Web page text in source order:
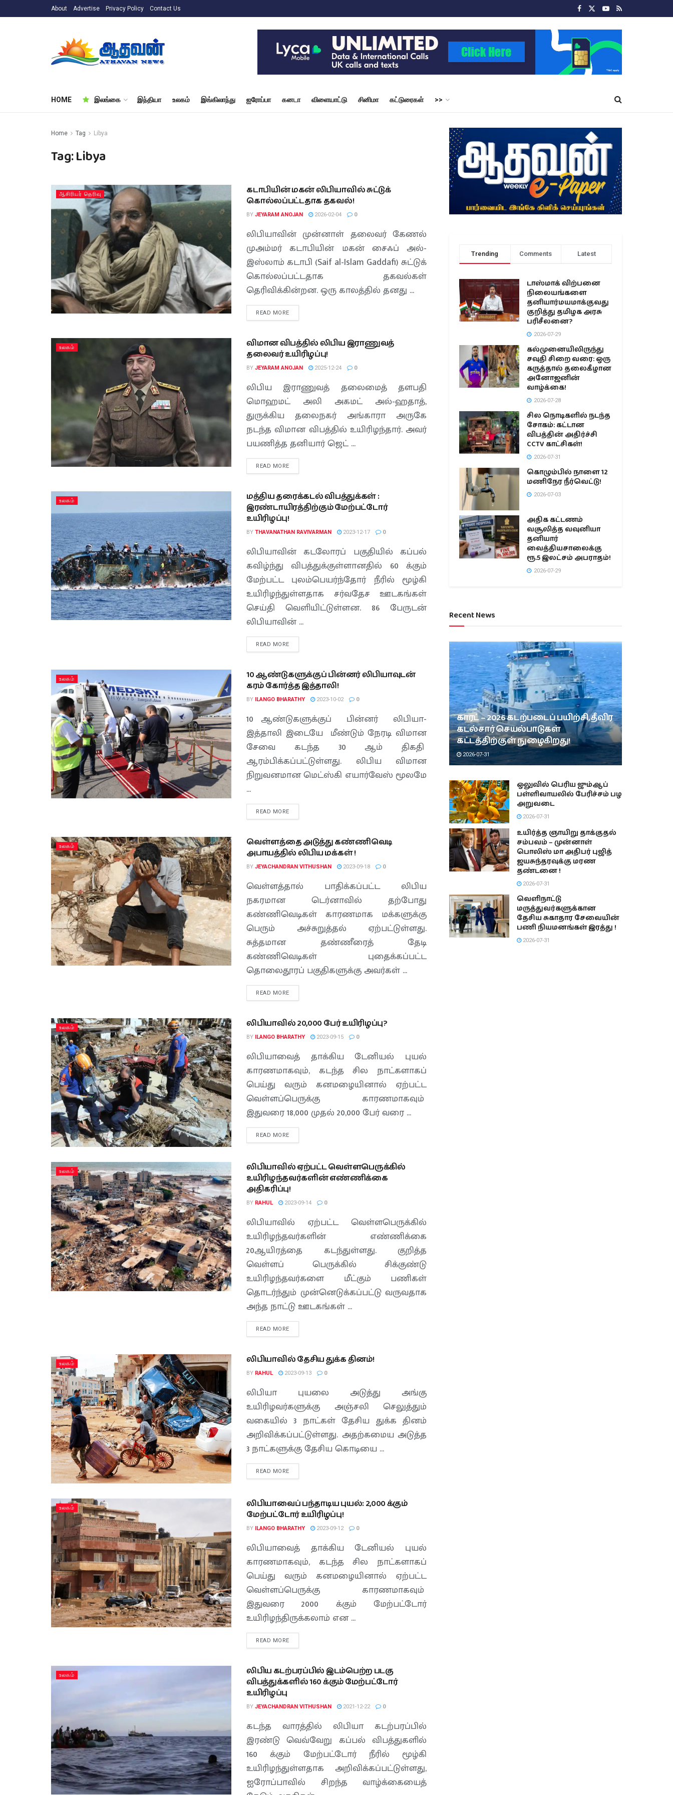
About Advertise Privacy Policy Contact Us
HOME இலங்கை இந்தியா உலகம் இங்கிலாந்து ஐரோப்பா கனடா விளையாட்டு சினிமா கட்டுரைகள் >>
Home Tag Libya
Tag:Libya
ஆசிரியர் தெரிவு
கடாபியின் மகன் லிபியாவில் சுட்டுக்
கொல்லப்பட்டதாக தகவல்!
BY JEYARAM ANOJAN 2026-02-04 0
லிபியாவின் முன்னாள் தலைவர் கேணல்
முஅம்மர் கடாபியின் மகன் சைஃப் அல்-
இஸ்லாம் கடாபி (Saif al-Islam Gaddafi) சுட்டுக்
கொல்லப்பட்டதாக தகவல்கள்
தெரிவிக்கின்றன. ஒரு காலத்தில் தனது ...
READ MORE
உலகம்
விமான விபத்தில் லிபிய இராணுவத்
தலைவர் உயிரிழப்பு!
BY JEYARAM ANOJAN 2025-12-24 0
லிபிய இராணுவத் தலைமைத் தளபதி
மொஹமட் அலி அகமட் அல்-ஹதாத்,
துருக்கிய தலைநகர் அங்காரா அருகே
நடந்த விமான விபத்தில் உயிரிழந்தார். அவர்
பயணித்த தனியார் ஜெட் ...
READ MORE
உலகம்
மத்திய தரைக்கடல் விபத்துக்கள் :
இரண்டாயிரத்திற்கும் மேற்பட்டோர்
உயிரிழப்பு!
BY THAVANATHAN RAVIVARMAN 2023-12-17 0
லிபியாவின் கடலோரப் பகுதியில் கப்பல்
கவிழ்ந்து விபத்துக்குள்ளானதில் 60 க்கும்
மேற்பட்ட புலம்பெயர்ந்தோர் நீரில் மூழ்கி
உயிரிழந்துள்ளதாக சர்வதேச ஊடகங்கள்
செய்தி வெளியிட்டுள்ளன. 86 பேருடன்
லிபியாவின் ...
READ MORE
உலகம்
10 ஆண்டுகளுக்குப் பின்னர் லிபியாவுடன்
கரம் கோர்த்த இத்தாலி!
BY ILANGO BHARATHY 2023-10-02 0
10 ஆண்டுகளுக்குப் பின்னர் லிபியா-
இத்தாலி இடையே மீண்டும் நேரடி விமான
சேவை கடந்த 30 ஆம் திகதி
ஆரம்பிக்கப்பட்டுள்ளது. லிபிய விமான
நிறுவனமான மெட்ஸ்கி எயார்வேஸ் மூலமே
...
READ MORE
உலகம்
வெள்ளத்தை அடுத்து கண்ணிவெடி
அபாயத்தில் லிபிய மக்கள் !
BY JEYACHANDRAN VITHUSHAN 2023-09-18 0
வெள்ளத்தால் பாதிக்கப்பட்ட லிபிய
நகரமான டெர்னாவில் தற்போது
கண்ணிவெடிகள் காரணமாக மக்களுக்கு
பெரும் அச்சுறுத்தல் ஏற்பட்டுள்ளது.
சுத்தமான தண்ணீரைத் தேடி
கண்ணிவெடிகள் புதைக்கப்பட்ட
தொலைதூரப் பகுதிகளுக்கு அவர்கள் ...
READ MORE
உலகம் லிபியாவில் 20,000 பேர் உயிரிழப்பு?
BY ILANGO BHARATHY 2023-09-15 0
லிபியாவைத் தாக்கிய டேனியல் புயல்
காரணமாகவும், கடந்த சில நாட்களாகப்
பெய்து வரும் கனமழையினால் ஏற்பட்ட
வெள்ளப்பெருக்கு காரணமாகவும்
இதுவரை 18,000 முதல் 20,000 பேர் வரை ...
READ MORE
உலகம்
லிபியாவில் ஏற்பட்ட வெள்ளபெருக்கில்
உயிரிழந்தவர்களின் எண்ணிக்கை
அதிகரிப்பு!
BY RAHUL 2023-09-14 0
லிபியாவில் ஏற்பட்ட வெள்ளபெருக்கில்
உயிரிழந்தவர்களின் எண்ணிக்கை
20ஆயிரத்தை கடந்துள்ளது. குறித்த
வெள்ளப் பெருக்கில் சிக்குண்டு
உயிரிழந்தவர்களை மீட்கும் பணிகள்
தொடர்ந்தும் முன்னெடுக்கப்பட்டு வருவதாக
அந்த நாட்டு ஊடகங்கள் ...
READ MORE
உலகம் லிபியாவில் தேசிய துக்க தினம்!
BY RAHUL 2023-09-13 0
லிபியா புயலை அடுத்து அங்கு
உயிரிழவர்களுக்கு அஞ்சலி செலுத்தும்
வகையில் 3 நாட்கள் தேசிய துக்க தினம்
அறிவிக்கப்பட்டுள்ளது. அதற்கமைய அடுத்த
3 நாட்களுக்கு தேசிய கொடியை ...
READ MORE
உலகம்
லிபியாவைப் பந்தாடிய புயல்: 2,000 க்கும்
மேற்பட்டோர் உயிரிழப்பு!
BY ILANGO BHARATHY 2023-09-12 0
லிபியாவைத் தாக்கிய டேனியல் புயல்
காரணமாகவும், கடந்த சில நாட்களாகப்
பெய்து வரும் கனமழையினால் ஏற்பட்ட
வெள்ளப்பெருக்கு காரணமாகவும்
இதுவரை 2000 க்கும் மேற்பட்டோர்
உயிரிழந்திருக்கலாம் என ...
READ MORE
உலகம்
லிபிய கடற்பரப்பில் இடம்பெற்ற படகு
விபத்துக்களில் 160 க்கும் மேற்பட்டோர்
உயிரிழப்பு
BY JEYACHANDRAN VITHUSHAN 2021-12-22 0
கடந்த வாரத்தில் லிபியா கடற்பரப்பில்
இரண்டு வெவ்வேறு கப்பல் விபத்துகளில்
160 க்கும் மேற்பட்டோர் நீரில் மூழ்கி
உயிரிழந்துள்ளதாக அறிவிக்கப்பட்டுள்ளது,
ஐரோப்பாவில் சிறந்த வாழ்க்கையைத்
Trending Comments Latest
டாஸ்மாக் விற்பனை
நிலையங்களை
தனியார்மயமாக்குவது
குறித்து தமிழக அரசு
பரிசீலனை?
2026-07-29
கல்முனையிலிருந்து
சவுதி சிறை வரை: ஒரு
கருத்தால் தலைகீழான
அனோஜனின்
வாழ்க்கை!
2026-07-28
சில நொடிகளில் நடந்த
சோகம்: கட்டான
விபத்தின் அதிர்ச்சி
CCTV காட்சிகள்!
2026-07-31
கொழும்பில் நாளை 12
மணிநேர நீர்வெட்டு!
2026-07-03
அதிக கட்டணம்
வசூலித்த வவுனியா
தனியார்
வைத்தியசாலைக்கு
ரூ.5 இலட்சம் அபராதம்!
2026-07-29
Recent News
காரட் – 2026 கடற்படைப் பயிற்சி, தீவிர
கடல்சார் செயல்பாடுகள்
கட்டத்திற்குள் நுழைகிறது!
2026-07-31
ஒலுவில் பெரிய ஜும்ஆப்
பள்ளிவாயலில் பேரிச்சம் பழ
அறுவடை
2026-07-31
உயிர்த்த ஞாயிறு தாக்குதல்
சம்பவம் – முன்னாள்
பொலிஸ் மா அதிபர் புஜித்
ஜயசுந்தரவுக்கு மரண
தண்டனை !
2026-07-31
வெளிநாட்டு
மருத்துவர்களுக்கான
தேசிய சுகாதார சேவையின்
பணி நியமனங்கள் இரத்து !
2026-07-31